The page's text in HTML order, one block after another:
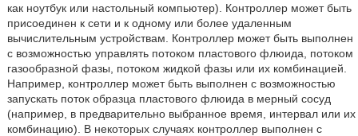
как ноутбук или настольный компьютер). Контроллер может быть
присоединен к сети и к одному или более удаленным
вычислительным устройствам. Контроллер может быть выполнен
с возможностью управлять потоком пластового флюида, потоком
газообразной фазы, потоком жидкой фазы или их комбинацией.
Например, контроллер может быть выполнен с возможностью
запускать поток образца пластового флюида в мерный сосуд
(например, в предварительно выбранное время, интервал или их
комбинацию). В некоторых случаях контроллер выполнен с